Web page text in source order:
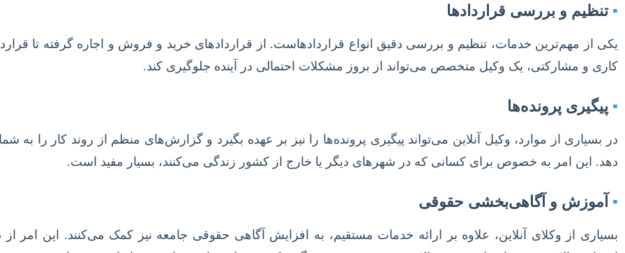
▪ تنظیم و بررسی قراردادها
یکی از مهم‌ترین خدمات، تنظیم و بررسی دقیق انواع قراردادهاست. از قراردادهای خرید و فروش و اجاره گرفته تا
کاری و مشارکتی، یک وکیل متخصص می‌تواند از بروز مشکلات احتمالی در آینده جلوگیری کند.
▪ پیگیری پرونده‌ها
در بسیاری از موارد، وکیل آنلاین می‌تواند پیگیری پرونده‌ها را نیز بر عهده بگیرد و گزارش‌های منظم از روند کار را به شما
دهد. این امر به خصوص برای کسانی که در شهرهای دیگر یا خارج از کشور زندگی می‌کنند، بسیار مفید است.
▪ آموزش و آگاهی‌بخشی حقوقی
بسیاری از وکلای آنلاین، علاوه بر ارائه خدمات مستقیم، به افزایش آگاهی حقوقی جامعه نیز کمک می‌کنند. این امر